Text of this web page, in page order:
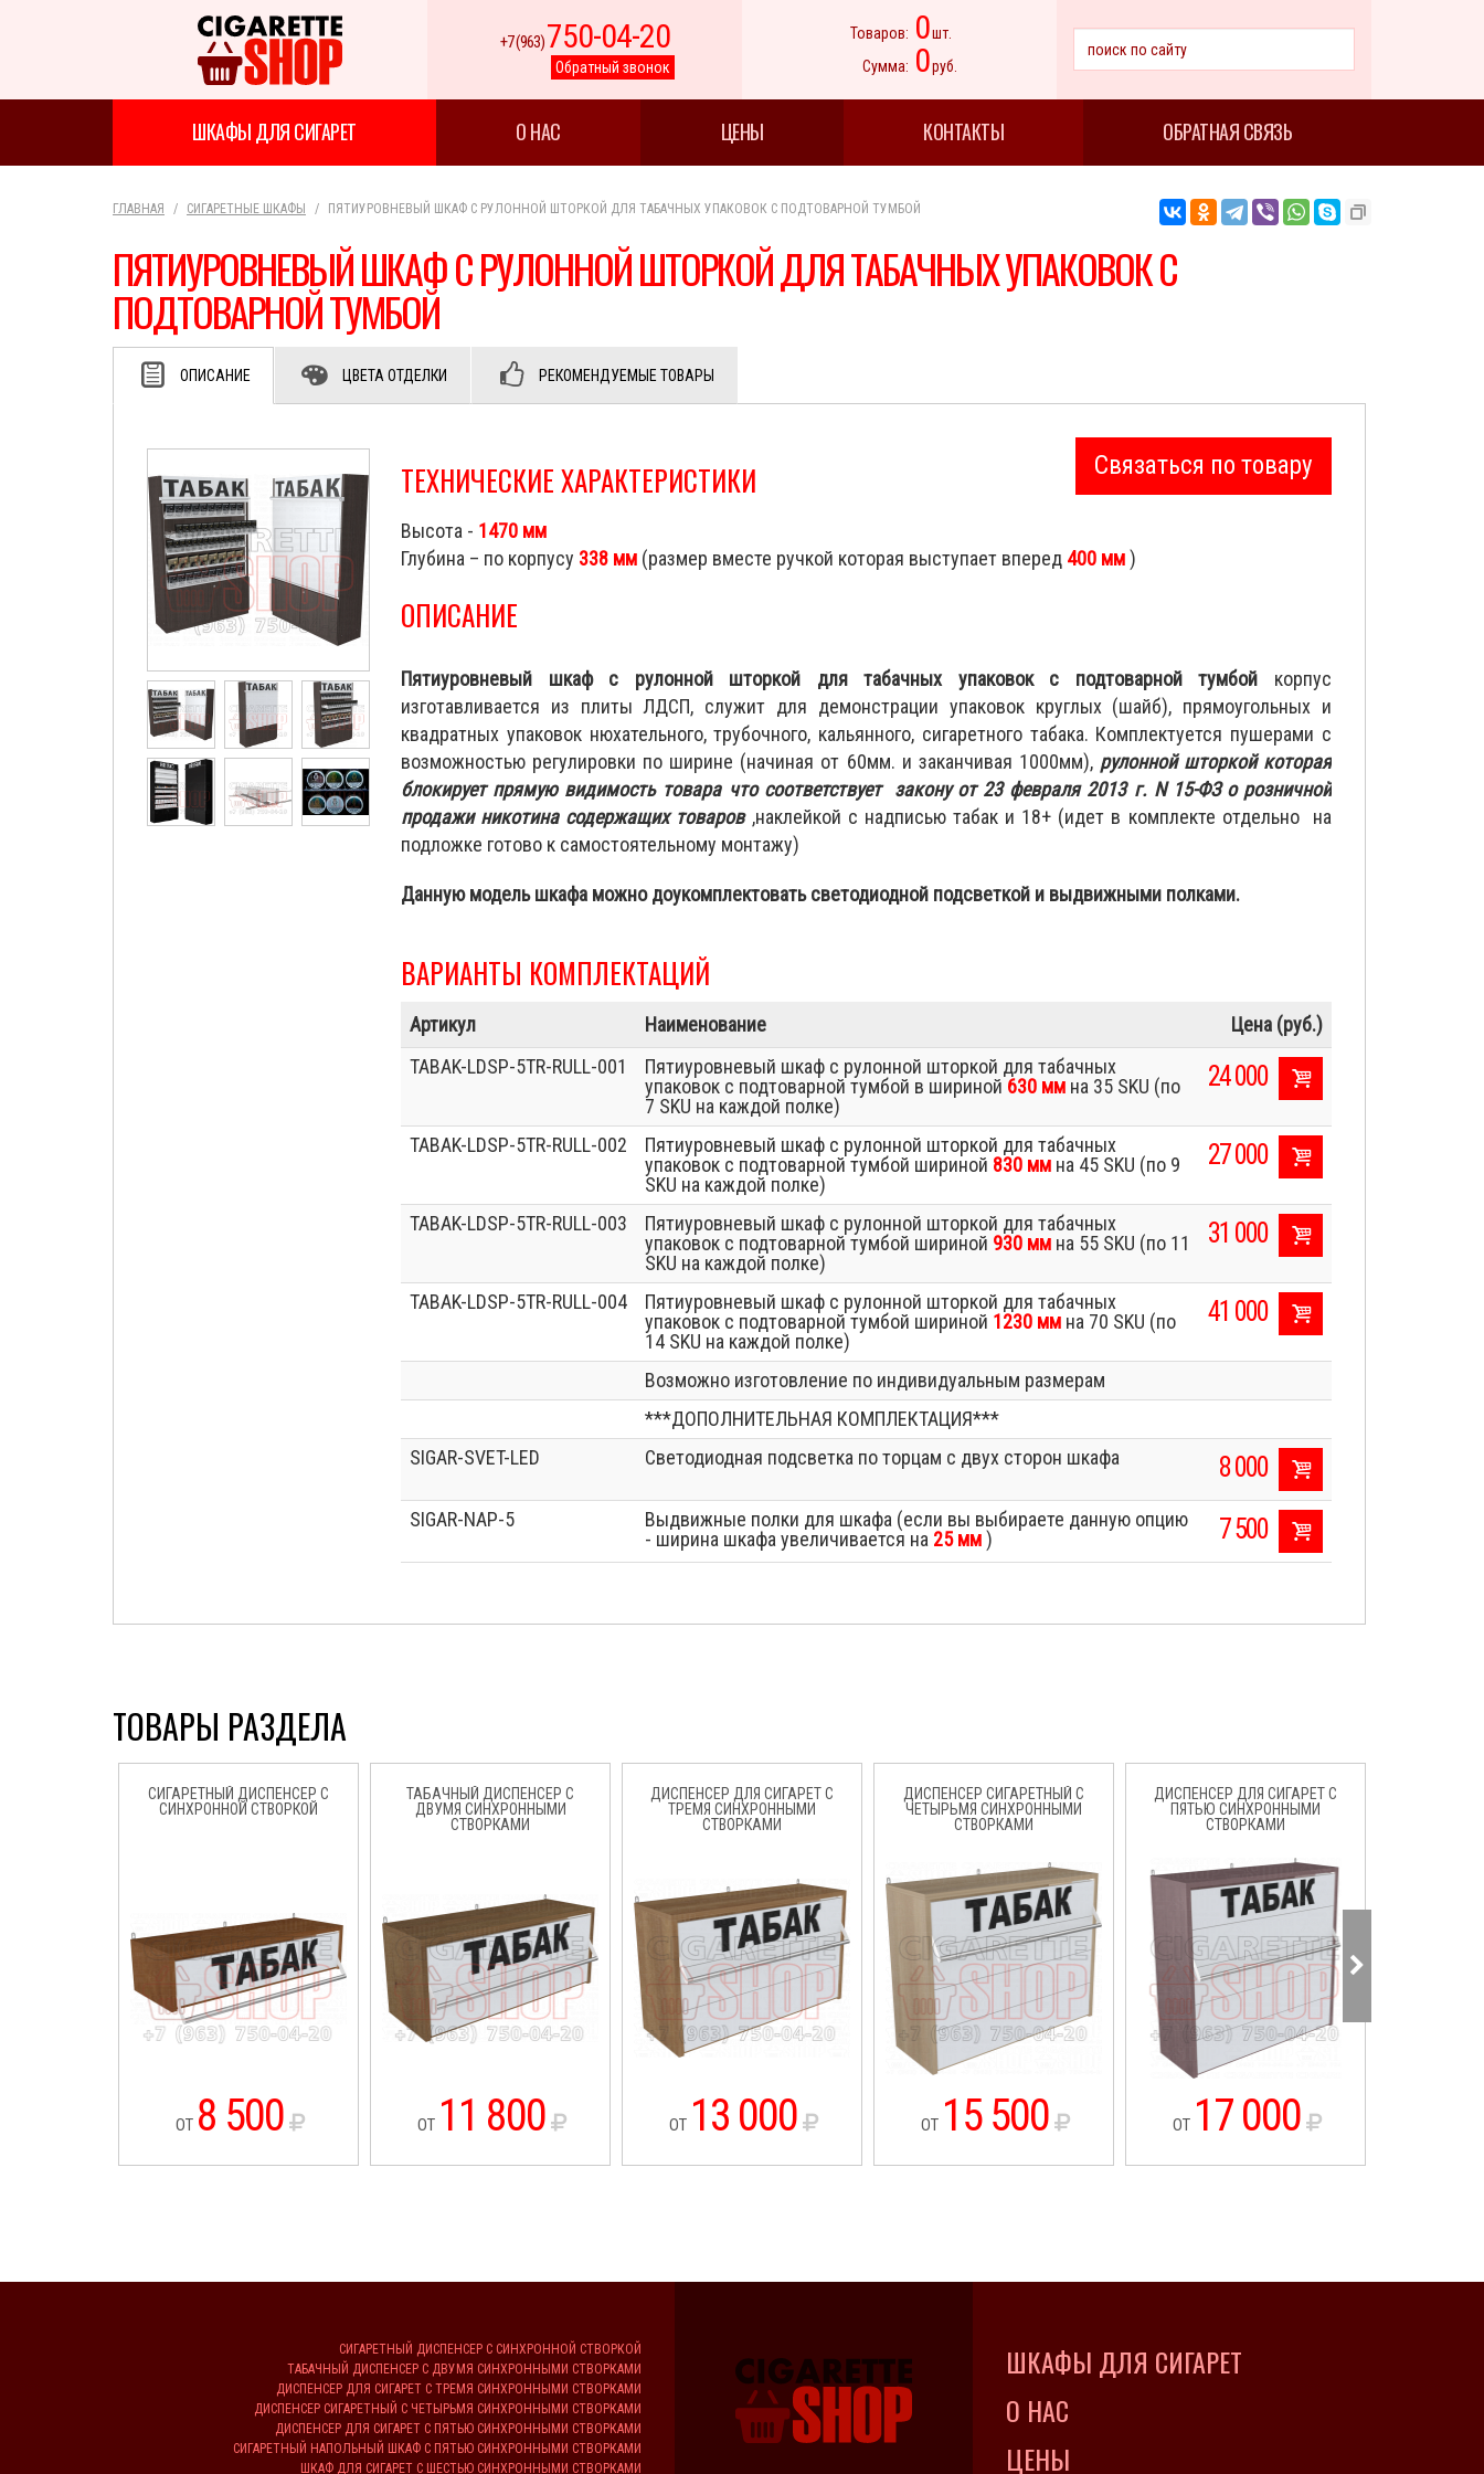
+7 (963)750-04-20
Обратный звонок
Товаров: 0шт.
Сумма: 0руб.
ШКАФЫ ДЛЯ СИГАРЕТ О НАС ЦЕНЫ КОНТАКТЫ ОБРАТНАЯ СВЯЗЬ
ГЛАВНАЯ СИГАРЕТНЫЕ ШКАФЫ ПЯТИУРОВНЕВЫЙ ШКАФ С РУЛОННОЙ ШТОРКОЙ ДЛЯ ТАБАЧНЫХ УПАКОВОК С ПОДТОВАРНОЙ ТУМБОЙ
ПЯТИУРОВНЕВЫЙ ШКАФ С РУЛОННОЙ ШТОРКОЙ ДЛЯ ТАБАЧНЫХ УПАКОВОК С
ПОДТОВАРНОЙ ТУМБОЙ
ОПИСАНИЕ ЦВЕТА ОТДЕЛКИ РЕКОМЕНДУЕМЫЕ ТОВАРЫ
Связаться по товару
ТЕХНИЧЕСКИЕ ХАРАКТЕРИСТИКИ
Высота - 1470 мм
Глубина – по корпусу 338 мм (размер вместе ручкой которая выступает вперед 400 мм)
ОПИСАНИЕ
Пятиуровневый шкаф с рулонной шторкой для табачных упаковок с подтоварной тумбой корпус
изготавливается из плиты ЛДСП, служит для демонстрации упаковок круглых (шайб), прямоугольных и
квадратных упаковок нюхательного, трубочного, кальянного, сигаретного табака. Комплектуется пушерами с
возможностью регулировки по ширине (начиная от 60мм. и заканчивая 1000мм), рулонной шторкой которая
блокирует прямую видимость товара что соответствует закону от 23 февраля 2013 г. N 15-ФЗ о розничной
продажи никотина содержащих товаров,наклейкой с надписью табак и 18+ (идет в комплекте отдельно на
подложке готово к самостоятельному монтажу)
Данную модель шкафа можно доукомплектовать светодиодной подсветкой и выдвижными полками.
ВАРИАНТЫ КОМПЛЕКТАЦИЙ
Артикул Наименование
Цена (руб.)
TABAK-LDSP-5TR-RULL-001
Пятиуровневый шкаф с рулонной шторкой для табачных
упаковок с подтоварной тумбой в шириной 630 мм на 35 SKU (по
7 SKU на каждой полке)
24 000
TABAK-LDSP-5TR-RULL-002
Пятиуровневый шкаф с рулонной шторкой для табачных
упаковок с подтоварной тумбой шириной 830 мм на 45 SKU (по 9
SKU на каждой полке)
27 000
TABAK-LDSP-5TR-RULL-003
Пятиуровневый шкаф с рулонной шторкой для табачных
упаковок с подтоварной тумбой шириной 930 мм на 55 SKU (по 11
SKU на каждой полке)
31 000
TABAK-LDSP-5TR-RULL-004
Пятиуровневый шкаф с рулонной шторкой для табачных
упаковок с подтоварной тумбой шириной 1230 мм на 70 SKU (по
14 SKU на каждой полке)
41 000
Возможно изготовление по индивидуальным размерам
***ДОПОЛНИТЕЛЬНАЯ КОМПЛЕКТАЦИЯ***
SIGAR-SVET-LED
Светодиодная подсветка по торцам с двух сторон шкафа 8 000
SIGAR-NAP-5
Выдвижные полки для шкафа (если вы выбираете данную опцию
- ширина шкафа увеличивается на 25 мм) 7 500
ТОВАРЫ РАЗДЕЛА
СИГАРЕТНЫЙ ДИСПЕНСЕР С
СИНХРОННОЙ СТВОРКОЙ
ОТ 8 500
ТАБАЧНЫЙ ДИСПЕНСЕР С
ДВУМЯ СИНХРОННЫМИ
СТВОРКАМИ
ОТ 11 800
ДИСПЕНСЕР ДЛЯ СИГАРЕТ С
ТРЕМЯ СИНХРОННЫМИ
СТВОРКАМИ
ОТ 13 000
ДИСПЕНСЕР СИГАРЕТНЫЙ С
ЧЕТЫРЬМЯ СИНХРОННЫМИ
СТВОРКАМИ
ОТ 15 500
ДИСПЕНСЕР ДЛЯ СИГАРЕТ С
ПЯТЬЮ СИНХРОННЫМИ
СТВОРКАМИ
ОТ 17 000
СИГАРЕТНЫЙ ДИСПЕНСЕР С СИНХРОННОЙ СТВОРКОЙ
ТАБАЧНЫЙ ДИСПЕНСЕР С ДВУМЯ СИНХРОННЫМИ СТВОРКАМИ
ДИСПЕНСЕР ДЛЯ СИГАРЕТ С ТРЕМЯ СИНХРОННЫМИ СТВОРКАМИ
ДИСПЕНСЕР СИГАРЕТНЫЙ С ЧЕТЫРЬМЯ СИНХРОННЫМИ СТВОРКАМИ
ДИСПЕНСЕР ДЛЯ СИГАРЕТ С ПЯТЬЮ СИНХРОННЫМИ СТВОРКАМИ
СИГАРЕТНЫЙ НАПОЛЬНЫЙ ШКАФ С ПЯТЬЮ СИНХРОННЫМИ СТВОРКАМИ
ШКАФ ДЛЯ СИГАРЕТ С ШЕСТЬЮ СИНХРОННЫМИ СТВОРКАМИ
ШКАФЫ ДЛЯ СИГАРЕТ
О НАС
ЦЕНЫ